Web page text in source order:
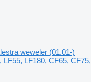
weweler (01.01-)
LF55, LF180, CF65, CF75,